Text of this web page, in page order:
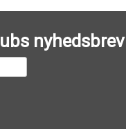
nyhedsbrev